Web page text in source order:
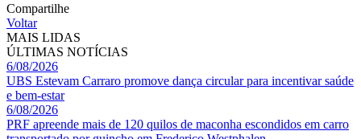
Compartilhe
Voltar
MAIS LIDAS
ÚLTIMAS NOTÍCIAS
6/08/2026
UBS Estevam Carraro promove dança circular para incentivar saúde
e bem-estar
6/08/2026
PRF apreende mais de 120 quilos de maconha escondidos em carro